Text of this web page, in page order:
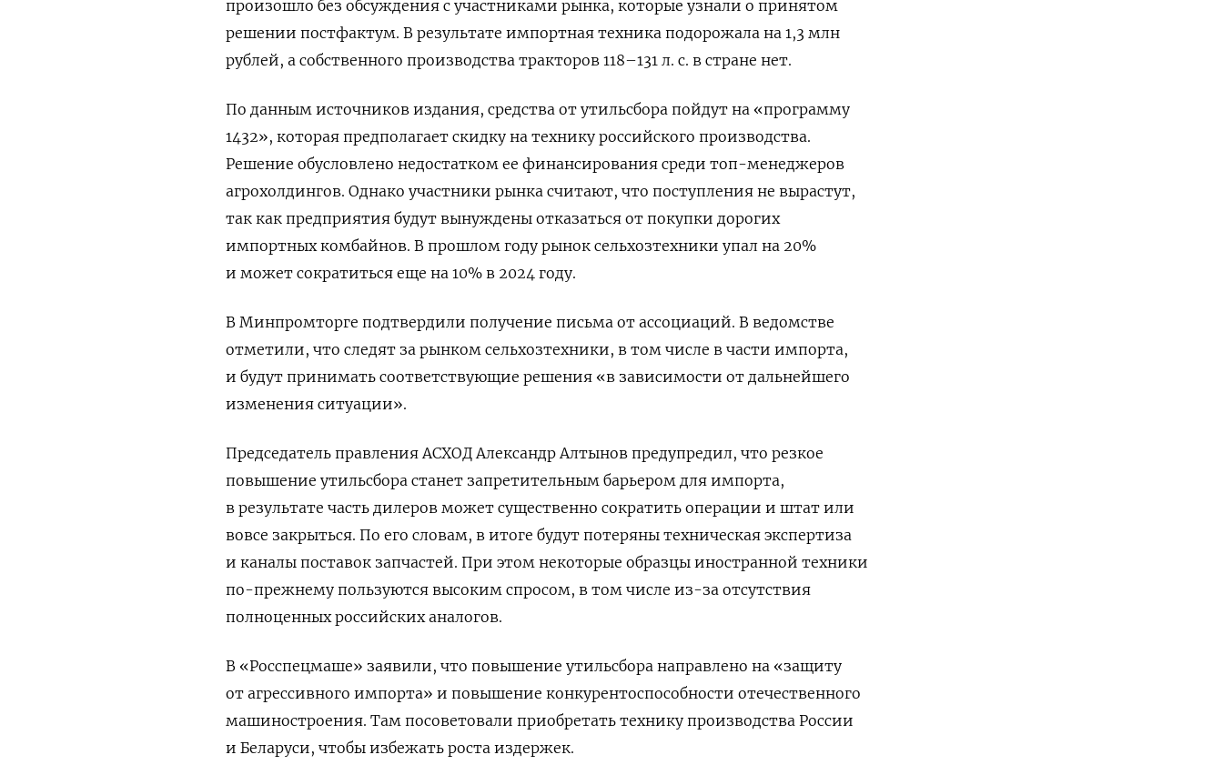
произошло без обсуждения с участниками рынка, которые узнали о принятом
решении постфактум. В результате импортная техника подорожала на 1,3 млн
рублей, а собственного производства тракторов 118–131 л. с. в стране нет.
По данным источников издания, средства от утильсбора пойдут на «программу
1432», которая предполагает скидку на технику российского производства.
Решение обусловлено недостатком ее финансирования среди топ-менеджеров
агрохолдингов. Однако участники рынка считают, что поступления не вырастут,
так как предприятия будут вынуждены отказаться от покупки дорогих
импортных комбайнов. В прошлом году рынок сельхозтехники упал на 20%
и может сократиться еще на 10% в 2024 году.
В Минпромторге подтвердили получение письма от ассоциаций. В ведомстве
отметили, что следят за рынком сельхозтехники, в том числе в части импорта,
и будут принимать соответствующие решения «в зависимости от дальнейшего
изменения ситуации».
Председатель правления АСХОД Александр Алтынов предупредил, что резкое
повышение утильсбора станет запретительным барьером для импорта,
в результате часть дилеров может существенно сократить операции и штат или
вовсе закрыться. По его словам, в итоге будут потеряны техническая экспертиза
и каналы поставок запчастей. При этом некоторые образцы иностранной техники
по-прежнему пользуются высоким спросом, в том числе из-за отсутствия
полноценных российских аналогов.
В «Росспецмаше» заявили, что повышение утильсбора направлено на «защиту
от агрессивного импорта» и повышение конкурентоспособности отечественного
машиностроения. Там посоветовали приобретать технику производства России
и Беларуси, чтобы избежать роста издержек.